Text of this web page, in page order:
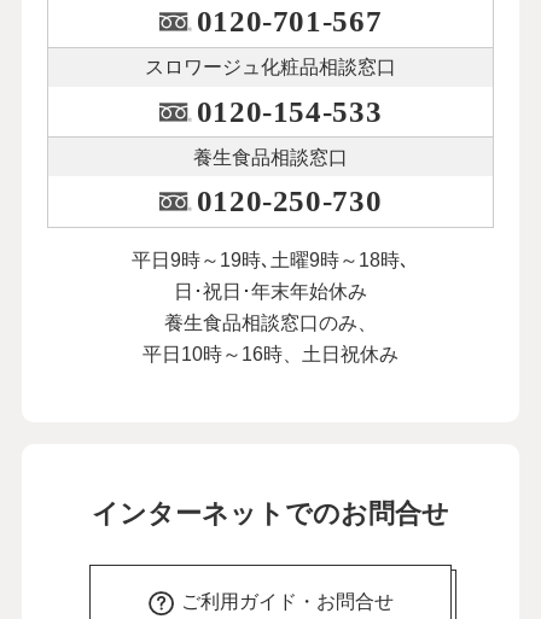
0120-701-567
スロワージュ化粧品相談窓口
0120-154-533
養生食品相談窓口
0120-250-730
平日9時～19時､土曜9時～18時､
日･祝日･年末年始休み
養生食品相談窓口のみ、
平日10時～16時、土日祝休み
インターネットでのお問合せ
ご利用ガイド・お問合せ